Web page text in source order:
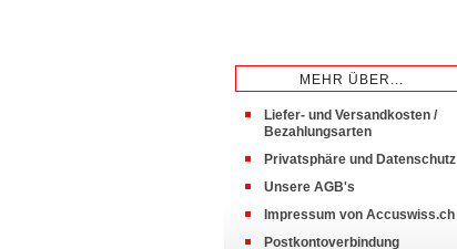
MEHR ÜBER...
Liefer- und Versandkosten /
Bezahlungsarten
Privatsphäre und Datenschutz
Unsere AGB's
Impressum von Accuswiss.ch
Postkontoverbindung